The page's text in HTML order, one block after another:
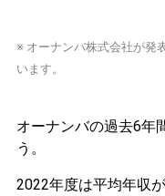
※ オーナンバ株式会社が発
います。
オーナンバの過去6年
う。
2022年度は平均年収